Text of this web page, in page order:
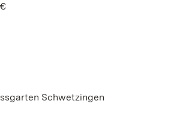
Schwetzingen